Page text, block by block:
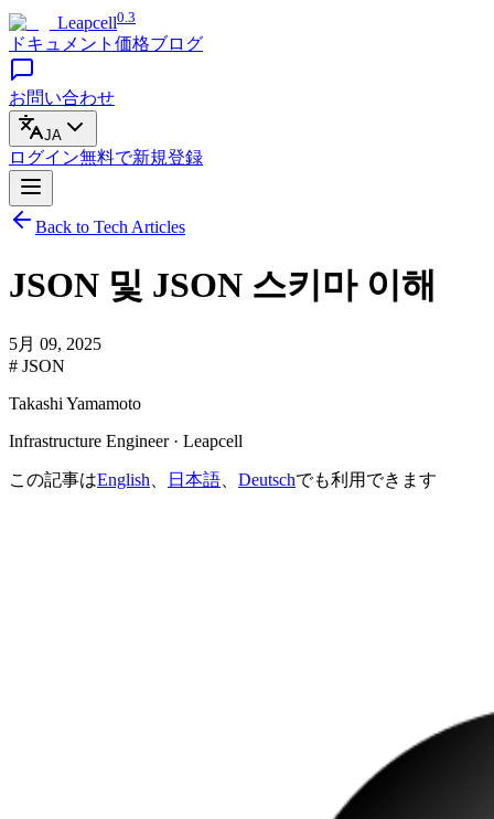
Leapcell0.3
ドキュメント 価格ブログ
お問い合わせ
JA
ログイン無料で新規登録
Back to Tech Articles
JSON 및 JSON 스키마 이해
5月 09, 2025
# JSON
Takashi Yamamoto
Infrastructure Engineer · Leapcell
この記事はEnglish 日本語 Deutschでも利用できます